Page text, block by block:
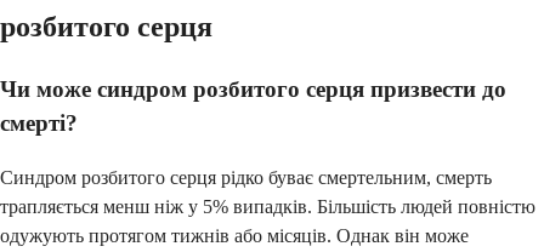
розбитого серця
Чи може синдром розбитого серця призвести до
смерті?
Синдром розбитого серця рідко буває смертельним, смерть
трапляється менш ніж у 5% випадків. Більшість людей повністю
одужують протягом тижнів або місяців. Однак він може